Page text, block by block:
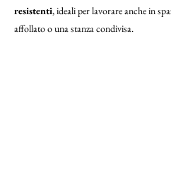
resistenti, ideali per lavorare anche in
affollato o una stanza condivisa.